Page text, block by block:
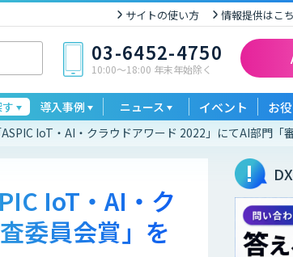
サイトの使い方 情報提供はこ
03-6452-4750
10:00〜18:00 年末年始除く
導入事例 ニュース イベント お
IoT・AI・クラウドアワード 2022」にてAI部門「
IoT・AI・ク
委員会賞」を